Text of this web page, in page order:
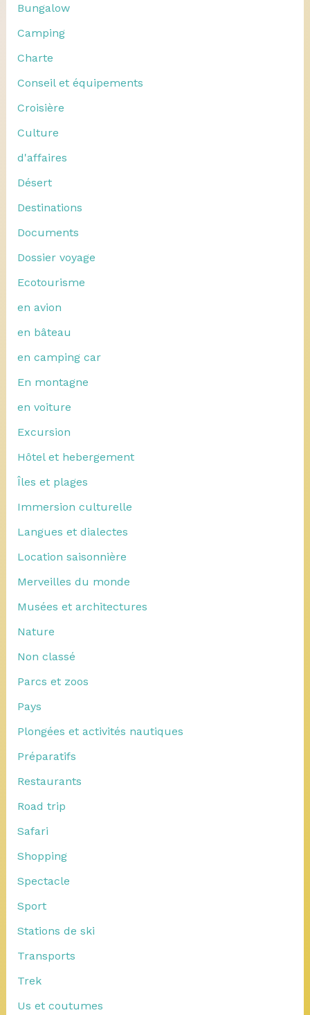
Bungalow
Camping
Charte
Conseil et équipements
Croisière
Culture
d'affaires
Désert
Destinations
Documents
Dossier voyage
Ecotourisme
en avion
en bâteau
en camping car
En montagne
en voiture
Excursion
Hôtel et hebergement
Îles et plages
Immersion culturelle
Langues et dialectes
Location saisonnière
Merveilles du monde
Musées et architectures
Nature
Non classé
Parcs et zoos
Pays
Plongées et activités nautiques
Préparatifs
Restaurants
Road trip
Safari
Shopping
Spectacle
Sport
Stations de ski
Transports
Trek
Us et coutumes